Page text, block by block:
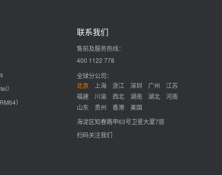
）
）
联系我们
售前及服务热线：
400 1122 778
全球分公司：
北京
上海 浙江 深圳 广州
江苏
福建
川渝 西北 湖南 湖北
河南
山东
贵州 香港
美国
海淀区知春路甲63号卫星大厦7层
扫码关注我们